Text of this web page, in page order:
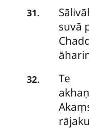
31.
suvā
32.
Te